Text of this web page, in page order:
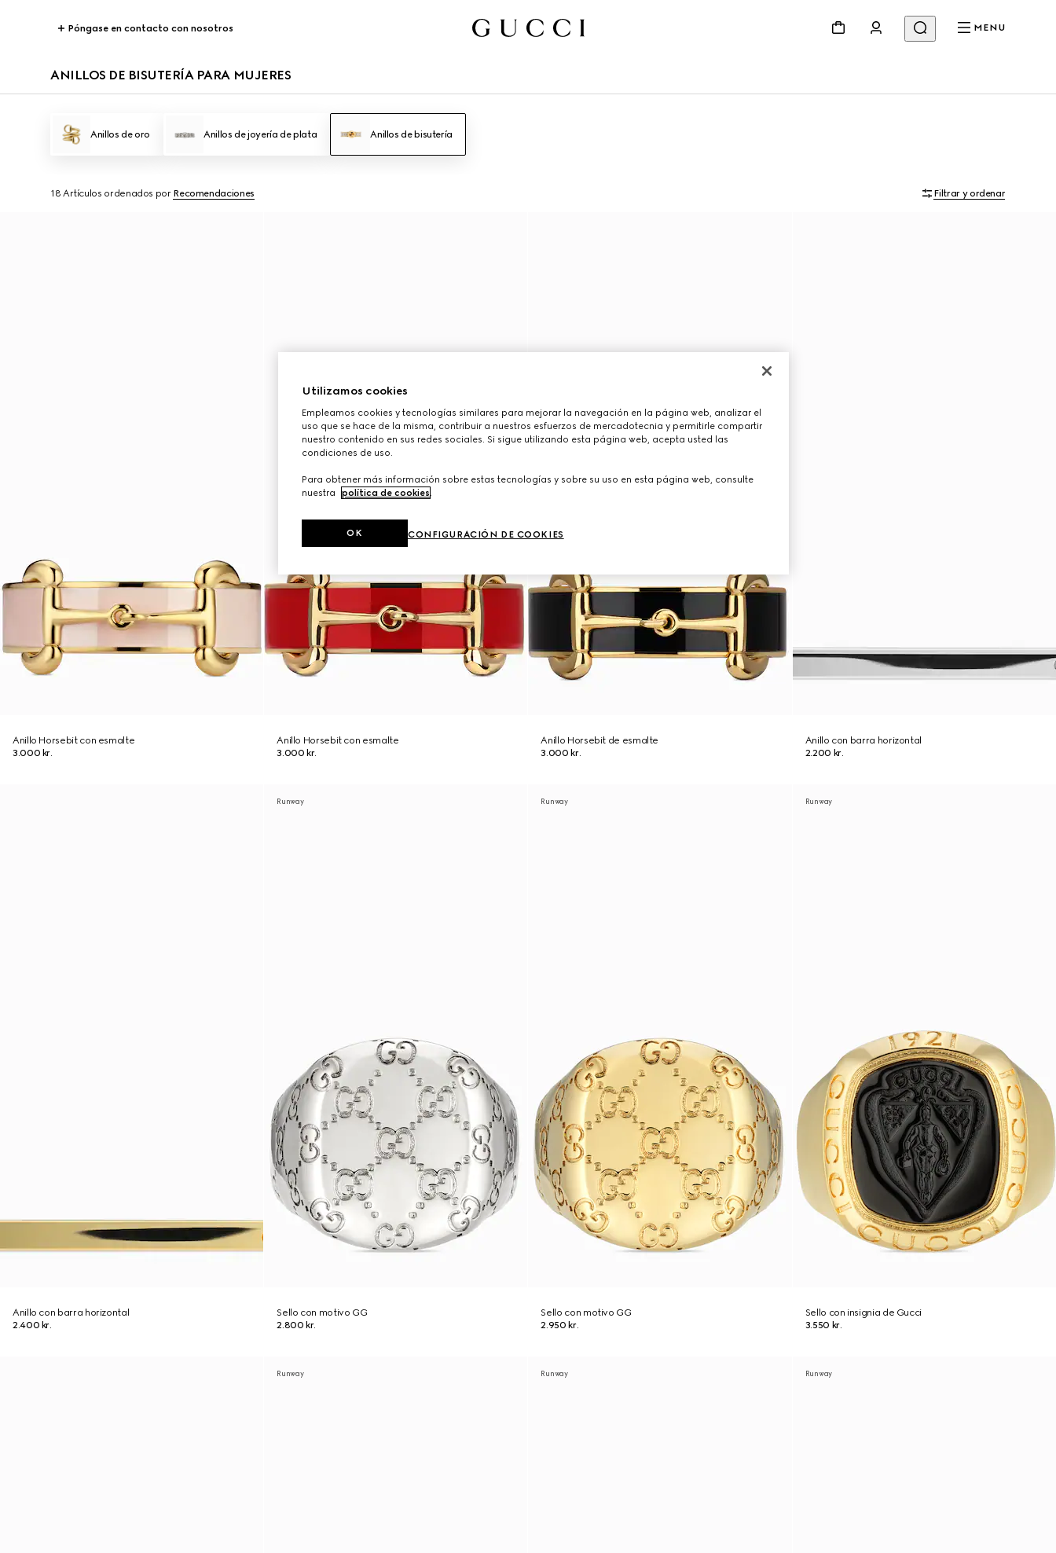
Póngase en contacto con nosotros MENU
ANILLOS DE BISUTERÍA PARA MUJERES
Anillos de oro Anillos de joyería de plata Anillos de bisutería
18 Artículos ordenados por Recomendaciones Filtrar y ordenar
Anillo Horsebit con esmalte
3.000 kr.
Anillo Horsebit con esmalte
3.000 kr.
Anillo Horsebit de esmalte
3.000 kr.
Anillo con barra horizontal
2.200 kr.
Anillo con barra horizontal
2.400 kr.
Runway
Sello con motivo GG
2.800 kr.
Runway
Sello con motivo GG
2.950 kr.
Runway
Sello con insignia de Gucci
3.550 kr.
Runway Runway Runway
Utilizamos cookies
Empleamos cookies y tecnologías similares para mejorar la navegación en la página web, analizar el
uso que se hace de la misma, contribuir a nuestros esfuerzos de mercadotecnia y permitirle compartir
nuestro contenido en sus redes sociales. Si sigue utilizando esta página web, acepta usted las
condiciones de uso.
Para obtener más información sobre estas tecnologías y sobre su uso en esta página web, consulte
nuestra
política de cookies.
CONFIGURACIÓN DE COOKIES
OK